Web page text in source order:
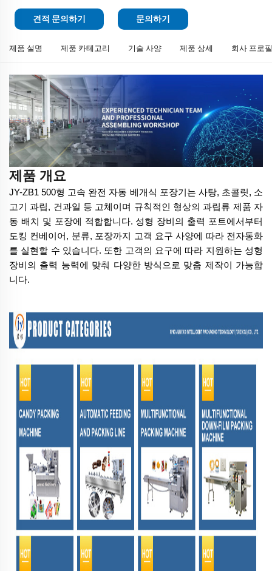
견적 문의하기 문의하기
제품 설명 제품 카테고리 기술 사양 제품 상세 회사 프로필
제품 개요
JY-ZB1500형 고속 완전 자동 베개식 포장기는 사탕, 초콜릿, 소
고기 과립, 건과일 등 고체이며 규칙적인 형상의 과립류 제품 자
동 배치 및 포장에 적합합니다. 성형 장비의 출력 포트에서부터
도킹 컨베이어, 분류, 포장까지 고객 요구 사양에 따라 전자동화
를 실현할 수 있습니다. 또한 고객의 요구에 따라 지원하는 성형
장비의 출력 능력에 맞춰 다양한 방식으로 맞춤 제작이 가능합
니다.